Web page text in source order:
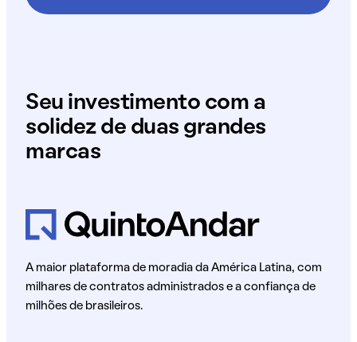
Seu investimento com a
solidez de duas grandes
marcas
A maior plataforma de moradia da América Latina, com
milhares de contratos administrados e a confiança de
milhões de brasileiros.